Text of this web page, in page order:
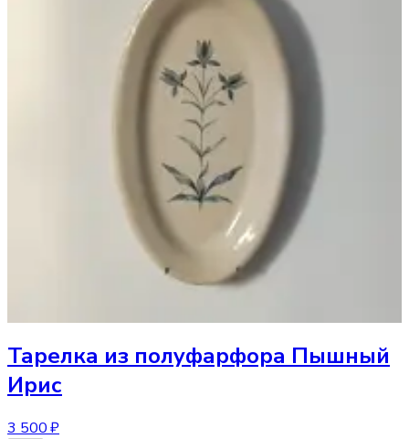
Тарелка из полуфарфора Пышный
Ирис
3 500 ₽